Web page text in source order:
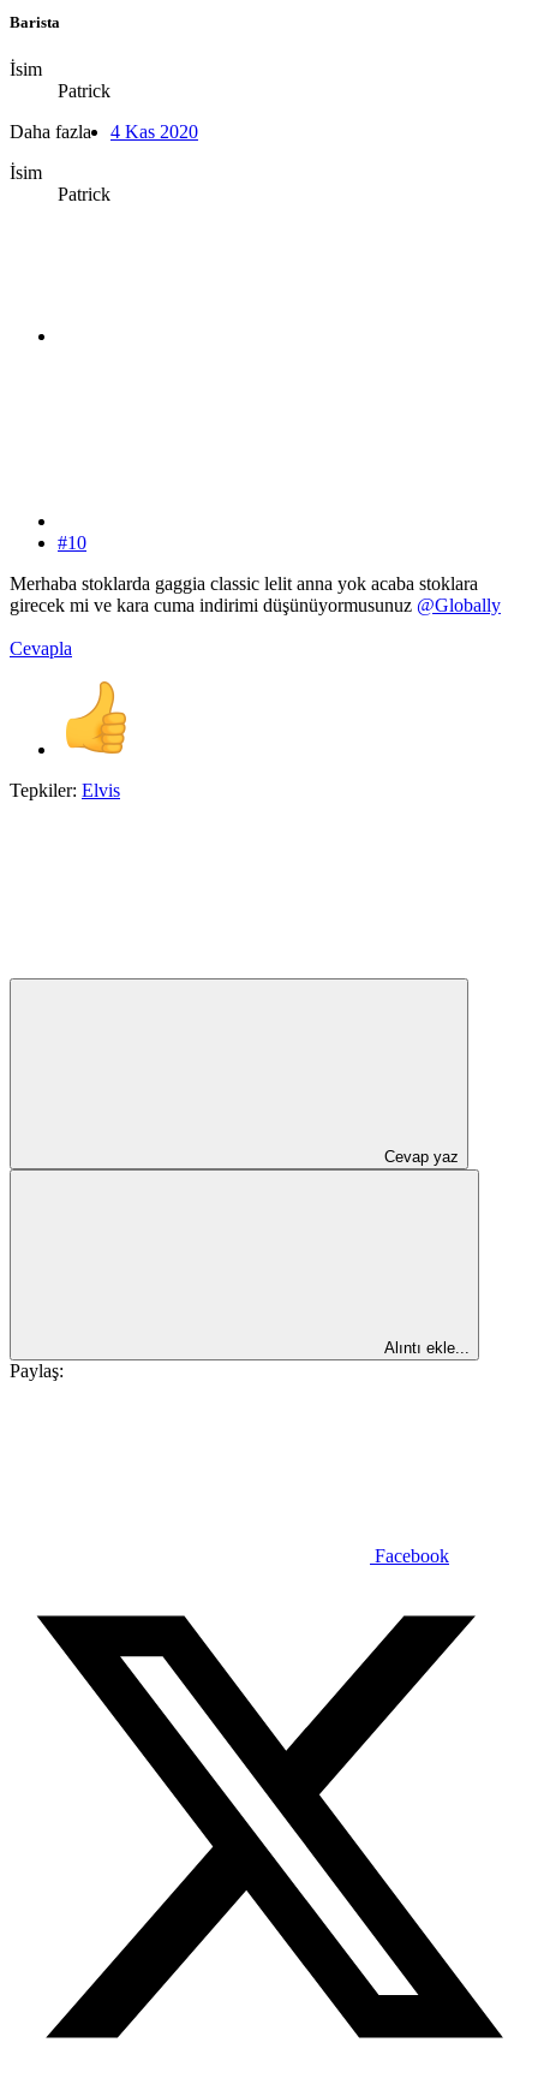
Barista
İsim
Patrick
Daha fazla
İsim
Patrick
4 Kas 2020
#10
Merhaba stoklarda gaggia classic lelit anna yok acaba stoklara
girecek mi ve kara cuma indirimi düşünüyormusunuz @Globally
Cevapla
Tepkiler: Elvis
Cevap yaz
Alıntı ekle...
Paylaş:
Facebook